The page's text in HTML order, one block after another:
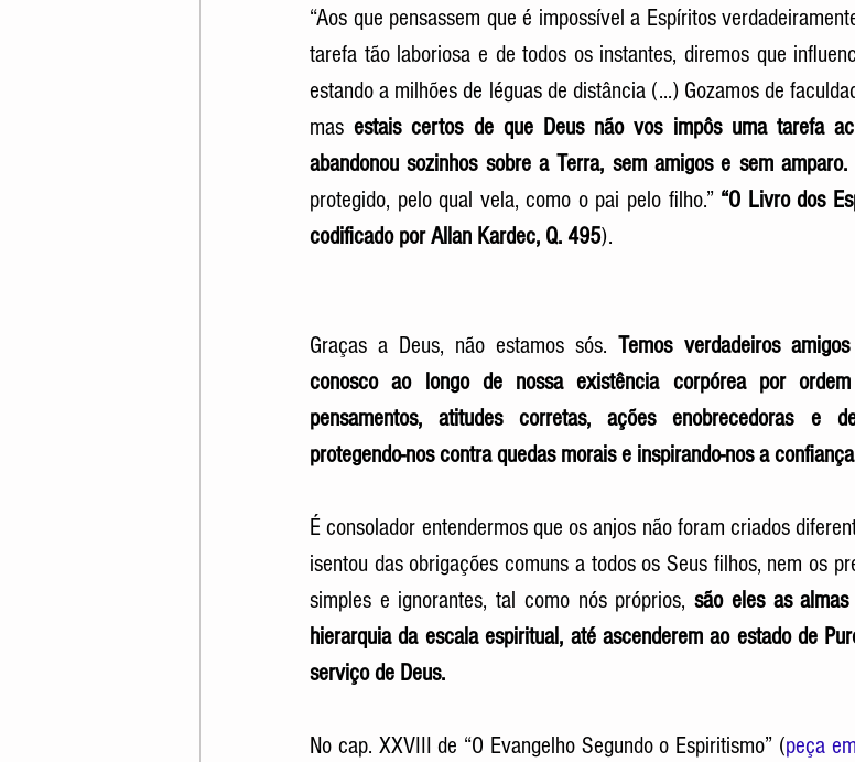
“Aos que pensassem que é impossível a Espíritos
tarefa tão laboriosa e de todos os instantes, diremos que
estando a milhões de léguas de distância (...) Gozamos de
mas estais certos de que Deus não vos impôs uma tarefa
abandonou sozinhos sobre a Terra, sem amigos e sem amparo.
protegido, pelo qual vela, como o pai pelo filho.” “O Livro dos
codificado por Allan Kardec, Q. 495).
Graças a Deus, não estamos sós. Temos verdadeiros
conosco ao longo de nossa existência corpórea por
pensamentos, atitudes corretas, ações enobrecedoras e
protegendo-nos contra quedas morais e inspirando-nos a
É consolador entendermos que os anjos não foram criados
isentou das obrigações comuns a todos os Seus filhos, nem os
simples e ignorantes, tal como nós próprios, são eles as
hierarquia da escala espiritual, até ascenderem ao estado de
serviço de Deus.
No cap. XXVIII de “O Evangelho Segundo o Espiritismo” (peça